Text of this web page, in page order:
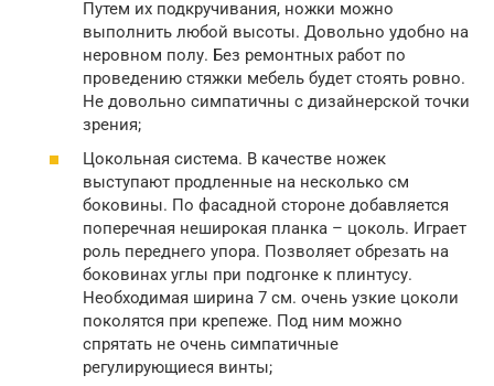
Путем их подкручивания, ножки можно
выполнить любой высоты. Довольно удобно на
неровном полу. Без ремонтных работ по
проведению стяжки мебель будет стоять ровно.
Не довольно симпатичны с дизайнерской точки
зрения;
Цокольная система. В качестве ножек
выступают продленные на несколько см
боковины. По фасадной стороне добавляется
поперечная неширокая планка – цоколь. Играет
роль переднего упора. Позволяет обрезать на
боковинах углы при подгонке к плинтусу.
Необходимая ширина 7 см. очень узкие цоколи
поколятся при крепеже. Под ним можно
спрятать не очень симпатичные
регулирующиеся винты;